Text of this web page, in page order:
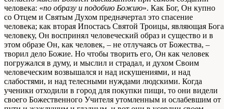
человека: «по образу и подобию Божию». Как Бог, Он купно
со Отцем и Святым Духом предначертал это спасение
человека; как вторая Ипостась Святой Троицы, являющая Бога
человеку, Он воспринял человеческий образ и существо и в
этом образе Он, как человек, – не отлучаясь от Божества, –
творил дело Божие. Но чтобы творить его, Он как человек
погружался в думу, и мыслил и страдал, и духом Своим
человеческим возвышался и над искушениями, и над
слабостями, и над телесными нуждами людскими. Когда
ученики отходили в город для покупки пищи, то они видели
своего Божественного Учителя утомленным и ослабевшим от